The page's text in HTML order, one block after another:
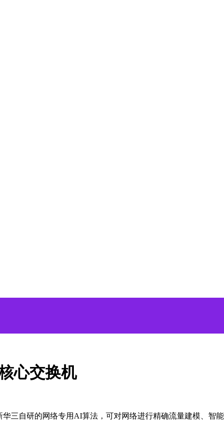
心交换机
三自研的网络专用AI算法，可对网络进行精确流量建模、智